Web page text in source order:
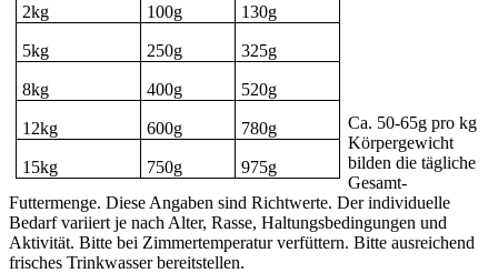
2kg 100g 130g
5kg 250g 325g
8kg 400g 520g
12kg 600g 780g
15kg 750g 975g
Ca. 50-65g pro kg
Körpergewicht
bilden die tägliche
Gesamt-
Futtermenge. Diese Angaben sind Richtwerte. Der individuelle
Bedarf variiert je nach Alter, Rasse, Haltungsbedingungen und
Aktivität. Bitte bei Zimmertemperatur verfüttern. Bitte ausreichend
frisches Trinkwasser bereitstellen.